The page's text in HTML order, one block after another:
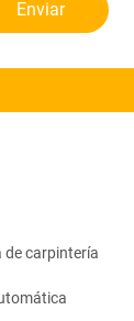
Enviar
de carpintería